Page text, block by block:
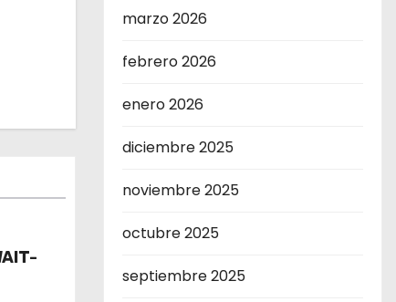
marzo 2026
febrero 2026
enero 2026
diciembre 2025
noviembre 2025
octubre 2025
septiembre 2025